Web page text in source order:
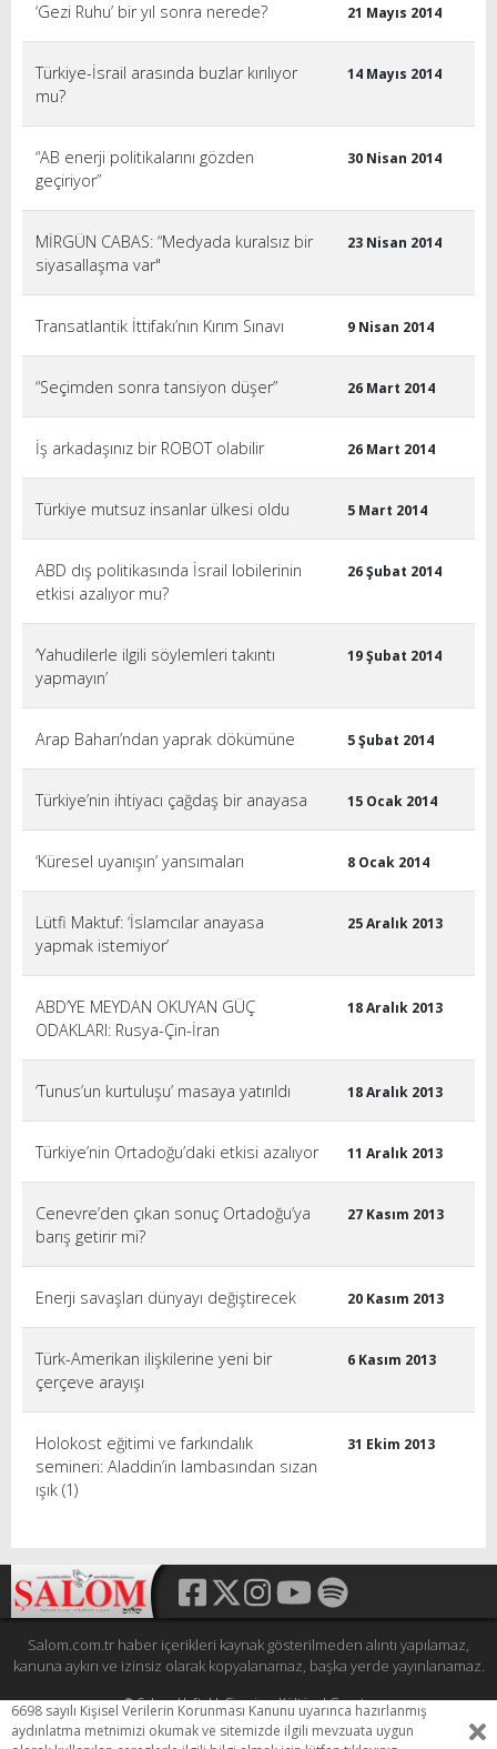
‘Gezi Ruhu’ bir yıl sonra nerede? 21 Mayıs 2014
Türkiye-İsrail arasında buzlar kırılıyor
mu?
14 Mayıs 2014
“AB enerji politikalarını gözden
geçiriyor”
30 Nisan 2014
MİRGÜN CABAS: “Medyada kuralsız bir
siyasallaşma var"
23 Nisan 2014
Transatlantik İttifakı’nın Kırım Sınavı 9 Nisan 2014
“Seçimden sonra tansiyon düşer” 26 Mart 2014
İş arkadaşınız bir ROBOT olabilir 26 Mart 2014
Türkiye mutsuz insanlar ülkesi oldu 5 Mart 2014
ABD dış politikasında İsrail lobilerinin
etkisi azalıyor mu?
26 Şubat 2014
‘Yahudilerle ilgili söylemleri takıntı
yapmayın’
19 Şubat 2014
Arap Baharı’ndan yaprak dökümüne 5 Şubat 2014
Türkiye’nin ihtiyacı çağdaş bir anayasa 15 Ocak 2014
‘Küresel uyanışın’ yansımaları 8 Ocak 2014
Lütfi Maktuf: ‘İslamcılar anayasa
yapmak istemiyor’
25 Aralık 2013
ABD’YE MEYDAN OKUYAN GÜÇ
ODAKLARI: Rusya-Çin-İran
18 Aralık 2013
‘Tunus’un kurtuluşu’ masaya yatırıldı 18 Aralık 2013
Türkiye’nin Ortadoğu’daki etkisi azalıyor 11 Aralık 2013
Cenevre’den çıkan sonuç Ortadoğu’ya
barış getirir mi?
27 Kasım 2013
Enerji savaşları dünyayı değiştirecek 20 Kasım 2013
Türk-Amerikan ilişkilerine yeni bir
çerçeve arayışı
6 Kasım 2013
Holokost eğitimi ve farkındalık
semineri: Aladdin’in lambasından sızan
ışık (1)
31 Ekim 2013
Salom.com.tr haber içerikleri kaynak gösterilmeden alıntı yapılamaz,
kanuna aykırı ve izinsiz olarak kopyalanamaz, başka yerde yayınlanamaz.
© Şalom Haftalık Siyasi ve Kültürel Gazete
Tüm hakları saklıdır.
HEWESO
6698 sayılı Kişisel Verilerin Korunması Kanunu uyarınca hazırlanmış
aydınlatma metnimizi okumak ve sitemizde ilgili mevzuata uygun